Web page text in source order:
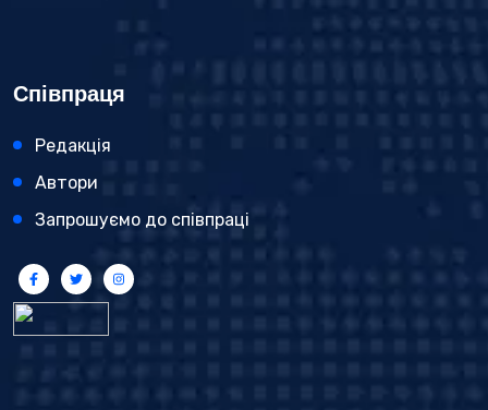
Співпраця
Редакція
Автори
Запрошуємо до співпраці